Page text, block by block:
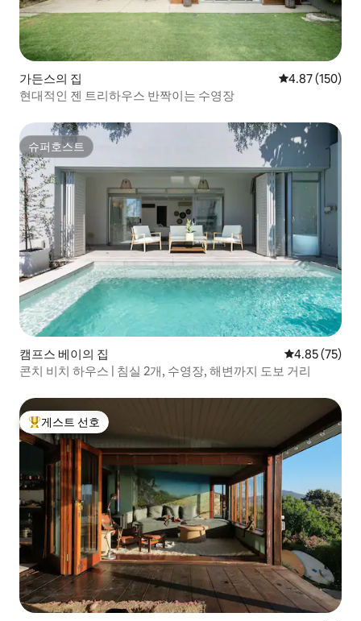
함되어 있습니다. 도착 시 R20 000.00의 파
손 보증금에 서명하셔야 합니다. 마스터 또
는 비자 신용카드를 준비해주세요. 체크카
드는 허용되지 않습니다. 이 빌라는 숙박 전
용이며 기능 공간은 허용되지 않습니다. 연
중 특정 시기에는 최소 숙박 일수가 부과됩
니다. 문의해 주시면 조언해 드리겠습니다.
가든스의 집 평점 4.87점(5
4.87 (150)
현대적인 젠 트리하우스 반짝이는 수영장
슈퍼호스트
슈퍼호스트
캠프스 베이의 집 평점 4.85점(5
4.85 (75)
콘치 비치 하우스 | 침실 2개, 수영장, 해변까지 도보 거리
상위 게스트 선호
게스트 선호